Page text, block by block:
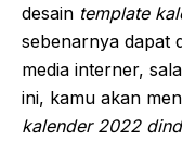
desain template
sebenarnya dapat
media interner,
ini, kamu akan
kalender 2022